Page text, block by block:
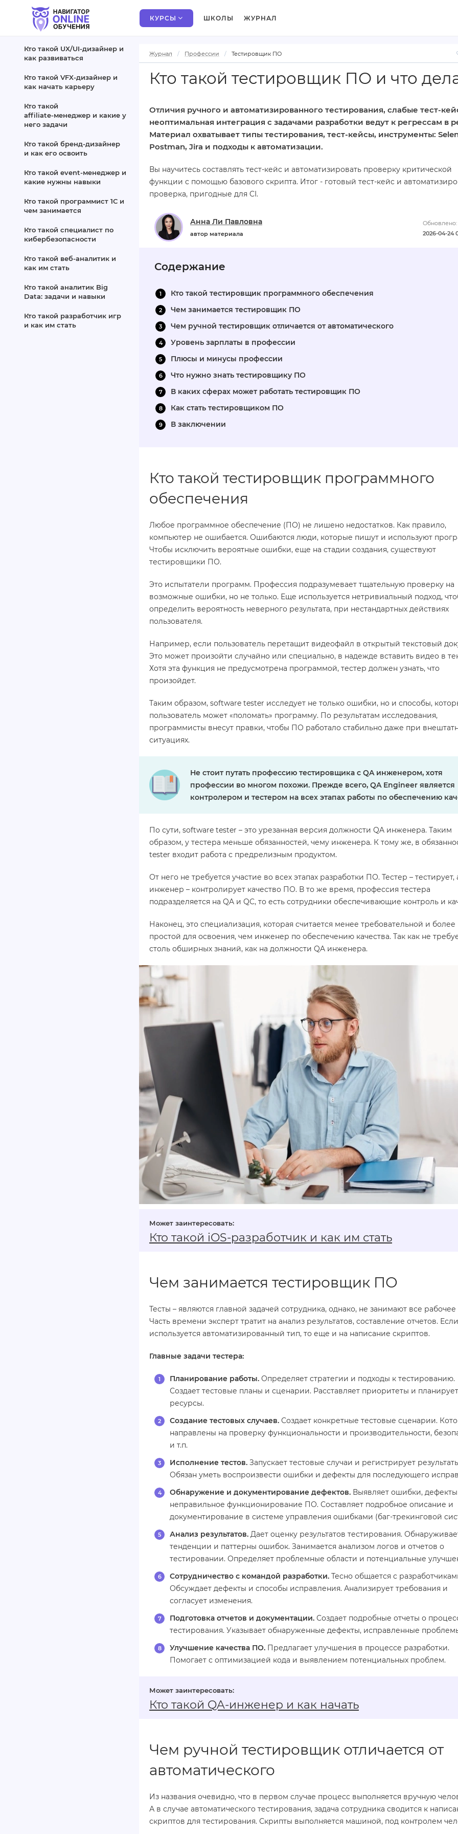
КУРСЫ ШКОЛЫ ЖУРНАЛ
Журнал Профессии Тестировщик ПО
Кто такой тестировщик ПО и что
Отличия ручного и автоматизированного тестирования, слабые
неоптимальная интеграция с задачами разработки ведут к регрессам в
Материал охватывает типы тестирования, тест‑кейсы, инструменты:
Postman, Jira и подходы к автоматизации.
Вы научитесь составлять тест‑кейс и автоматизировать проверку критической
функции с помощью базового скрипта. Итог - готовый тест‑кейc и
проверка, пригодные для CI.
Обновлено:
2026-04-24
Анна Ли Павловна
автор материала
Содержание
Кто такой тестировщик программного обеспечения
Чем занимается тестировщик ПО
Чем ручной тестировщик отличается от автоматического
Уровень зарплаты в профессии
Плюсы и минусы профессии
Что нужно знать тестировщику ПО
В каких сферах может работать тестировщик ПО
Как стать тестировщиком ПО
В заключении
Кто такой тестировщик программного
обеспечения
Любое программное обеспечение (ПО) не лишено недостатков. Как правило,
компьютер не ошибается. Ошибаются люди, которые пишут и используют
Чтобы исключить вероятные ошибки, еще на стадии создания, существуют
тестировщики ПО.
Это испытатели программ. Профессия подразумевает тщательную проверку на
возможные ошибки, но не только. Еще используется нетривиальный подход,
определить вероятность неверного результата, при нестандартных действиях
пользователя.
Например, если пользователь перетащит видеофайл в открытый текстовый
Это может произойти случайно или специально, в надежде вставить видео в
Хотя эта функция не предусмотрена программой, тестер должен узнать, что
произойдет.
Таким образом, software tester исследует не только ошибки, но и способы,
пользователь может «поломать» программу. По результатам исследования,
программисты внесут правки, чтобы ПО работало стабильно даже при
ситуациях.
Не стоит путать профессию тестировщика с QA инженером, хотя
профессии во многом похожи. Прежде всего, QA Engineer является
контролером и тестером на всех этапах работы по обеспечению
По сути, software tester – это урезанная версия должности QA инженера. Таким
образом, у тестера меньше обязанностей, чему инженера. К тому же, в
tester входит работа с предрелизным продуктом.
От него не требуется участие во всех этапах разработки ПО. Тестер – тестирует,
инженер – контролирует качество ПО. В то же время, профессия тестера
подразделяется на QA и QC, то есть сотрудники обеспечивающие контроль и
Наконец, это специализация, которая считается менее требовательной и более
простой для освоения, чем инженер по обеспечению качества. Так как не
столь обширных знаний, как на должности QA инженера.
Кто такой iOS‑разработчик и как им стать
Чем занимается тестировщик ПО
Тесты – являются главной задачей сотрудника, однако, не занимают все
Часть времени эксперт тратит на анализ результатов, составление отчетов.
используется автоматизированный тип, то еще и на написание скриптов.
Главные задачи тестера:
Планирование работы. Определяет стратегии и подходы к тестированию.
Создает тестовые планы и сценарии. Расставляет приоритеты и планирует
ресурсы.
Создание тестовых случаев. Создает конкретные тестовые сценарии.
направлены на проверку функциональности и производительности,
и т.п.
Исполнение тестов. Запускает тестовые случаи и регистрирует
Обязан уметь воспроизвести ошибки и дефекты для последующего
Обнаружение и документирование дефектов. Выявляет ошибки,
неправильное функционирование ПО. Составляет подробное описание и
документирование в системе управления ошибками (баг-трекинговой
Анализ результатов. Дает оценку результатов тестирования.
тенденции и паттерны ошибок. Занимается анализом логов и отчетов о
тестировании. Определяет проблемные области и потенциальные
Сотрудничество с командой разработки. Тесно общается с
Обсуждает дефекты и способы исправления. Анализирует требования и
согласует изменения.
Подготовка отчетов и документации. Создает подробные отчеты о
тестирования. Указывает обнаруженные дефекты, исправленные
Улучшение качества ПО. Предлагает улучшения в процессе разработки.
Помогает с оптимизацией кода и выявлением потенциальных проблем.
Кто такой QA‑инженер и как начать
Чем ручной тестировщик отличается от
автоматического
Из названия очевидно, что в первом случае процесс выполняется вручную
А в случае автоматического тестирования, задача сотрудника сводится к
скриптов для тестирования. Скрипты выполняется машиной, под контролем
Кто такой UX/UI‑дизайнер и
как развиваться
Кто такой VFX‑дизайнер и
как начать карьеру
Кто такой
affiliate‑менеджер и какие у
него задачи
Кто такой бренд‑дизайнер
и как его освоить
Кто такой event‑менеджер и
какие нужны навыки
Кто такой программист 1С и
чем занимается
Кто такой специалист по
кибербезопасности
Кто такой веб‑аналитик и
как им стать
Кто такой аналитик Big
Data: задачи и навыки
Кто такой разработчик игр
и как им стать